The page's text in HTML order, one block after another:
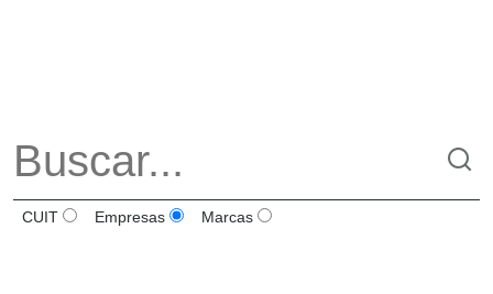
CUIT Empresas Marcas